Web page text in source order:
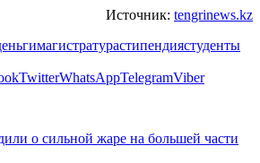
Источник: tengrinews.kz
магистратурастипендиястуденты
TwitterWhatsAppTelegramViber
о сильной жаре на большей части